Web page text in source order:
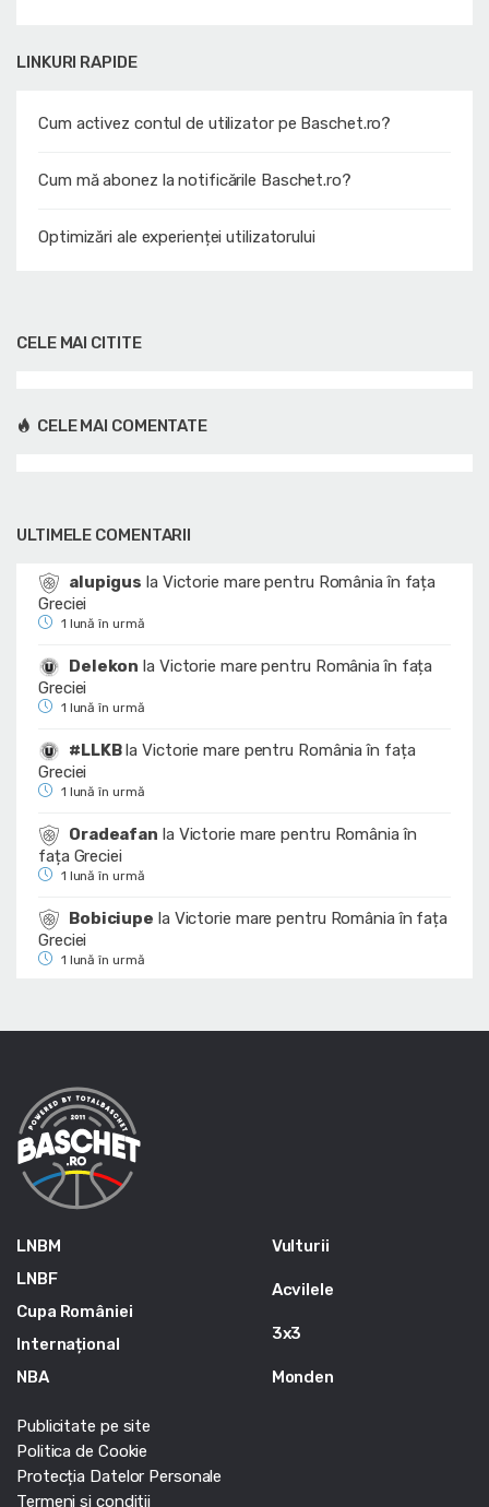
LINKURI RAPIDE
Cum activez contul de utilizator pe Baschet.ro?
Cum mă abonez la notificările Baschet.ro?
Optimizări ale experienței utilizatorului
CELE MAI CITITE
CELE MAI COMENTATE
ULTIMELE COMENTARII
alupigus la Victorie mare pentru România în fața
Greciei
1 lună în urmă
Delekon la Victorie mare pentru România în fața
Greciei
1 lună în urmă
#LLKBlaVictorie mare pentru România în fața
Greciei
1 lună în urmă
Oradeafan la Victorie mare pentru România în
fața Greciei
1 lună în urmă
Bobiciupe la Victorie mare pentru România în fața
Greciei
1 lună în urmă
LNBM
LNBF
Cupa României
Internațional
NBA
Vulturii
Acvilele
3x3
Monden
Publicitate pe site
Politica de Cookie
Protecția Datelor Personale
Termeni si conditii